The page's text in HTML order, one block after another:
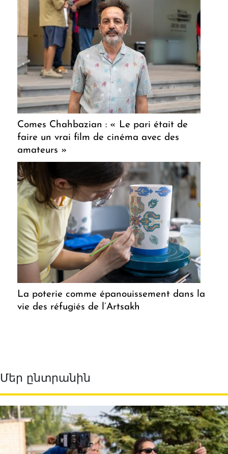
Comes Chahbazian : « Le pari était de
faire un vrai film de cinéma avec des
amateurs »
La poterie comme épanouissement dans la
vie des réfugiés de l’Artsakh
Մեր ընտրանին